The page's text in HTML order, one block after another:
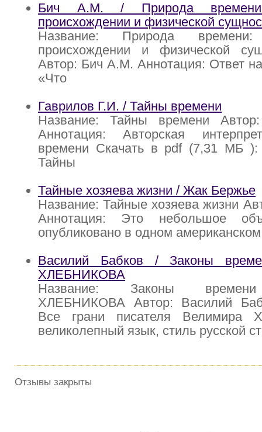
Бич A.M. / Природа
происхождении и физической
Название: Природа
происхождении и физической
Автор: Бич A.M. Аннотация: Ответ
«Что
Гаврилов Г.И. / Тайны времени
Название: Тайны времени
Аннотация: Авторская
времени Скачать в pdf (7,31 МБ
Тайны
Тайные хозяева жизни / Жак Бержье
Название: Тайные хозяева жизни
Аннотация: Это небольшое
опубликовано в одном
Василий Бабков / Законы
ХЛЕБНИКОВА
Название: Законы
ХЛЕБНИКОВА Автор: Василий
Все грани писателя Велимира
великолепный язык, стиль русской
Отзывы закрыты